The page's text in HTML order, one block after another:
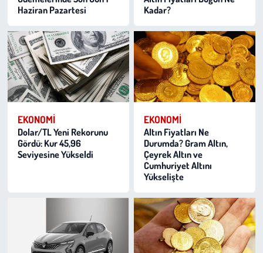
Haziran Pazartesi
Kadar?
EKONOMI
Dolar/TL Yeni Rekorunu
Gördü: Kur 45,96
Seviyesine Yükseldi
EKONOMI
Altın Fiyatları Ne
Durumda? Gram Altın,
Çeyrek Altın ve
Cumhuriyet Altını
Yükselişte